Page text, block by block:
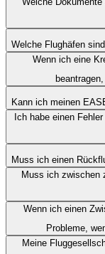
Welche Flughäfen
Wenn ich eine
Kann ich meinen
Ich habe einen
Muss ich einen
Muss ich zwischen
Wenn ich einen
Probleme,
Meine